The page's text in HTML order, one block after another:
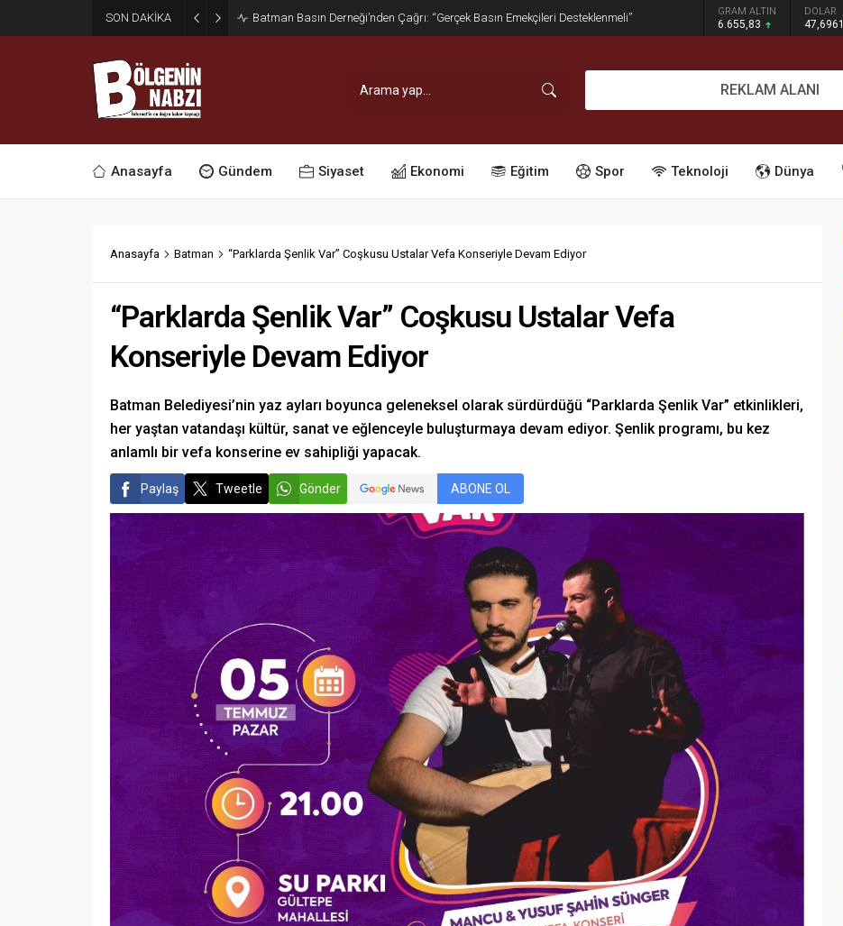
SON DAKİKA Zabıta Ekiplerinden Yol ve Kaldırım İşgaline Geçit Yok! GRAM ALTIN
6.655,83
DOLAR
47,6961
REKLAM ALANI
Anasayfa Gündem Siyaset Ekonomi Eğitim Spor Teknoloji Dünya
Anasayfa Batman “Parklarda Şenlik Var” Coşkusu Ustalar Vefa Konseriyle Devam Ediyor
“Parklarda Şenlik Var” Coşkusu Ustalar Vefa
Konseriyle Devam Ediyor
Batman Belediyesi’nin yaz ayları boyunca geleneksel olarak sürdürdüğü “Parklarda Şenlik Var” etkinlikleri,
her yaştan vatandaşı kültür, sanat ve eğlenceyle buluşturmaya devam ediyor. Şenlik programı, bu kez
anlamlı bir vefa konserine ev sahipliği yapacak.
Paylaş Tweetle Gönder ABONE OL